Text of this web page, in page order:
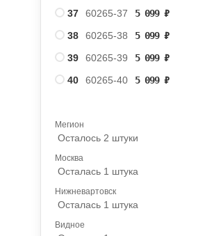
37
60265-37 5 099₽
38
60265-38 5 099₽
39
60265-39 5 099₽
40
60265-40 5 099₽
Мегион
Осталось 2 штуки
Москва
Осталась 1 штука
Нижневартовск
Осталась 1 штука
Видное